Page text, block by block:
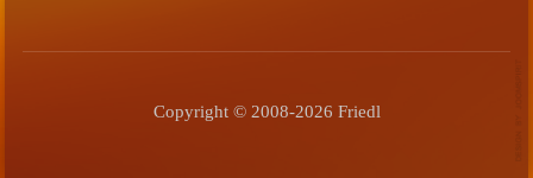
Copyright © 2008-2026 Friedl